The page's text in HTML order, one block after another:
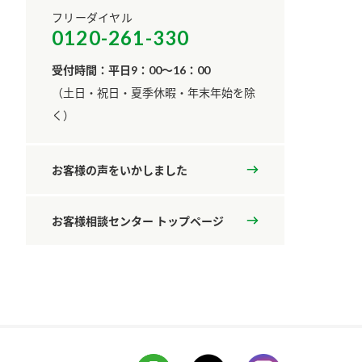
フリーダイヤル
0120-261-330
受付時間：平日9：00～16：00
​（土日・祝日・夏季休暇・年末年始を除
く）
お客様の声をいかしました
お客様相談センター トップページ